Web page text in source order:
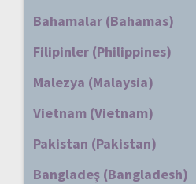
Bahamalar (Bahamas)
Filipinler (Philippines)
Malezya (Malaysia)
Vietnam (Vietnam)
Pakistan (Pakistan)
Bangladeş (Bangladesh)